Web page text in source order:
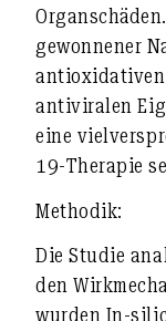
gewonnener
antiviralen
eine
19-Therapie
Methodik:
Die Studie
den
wurden In-